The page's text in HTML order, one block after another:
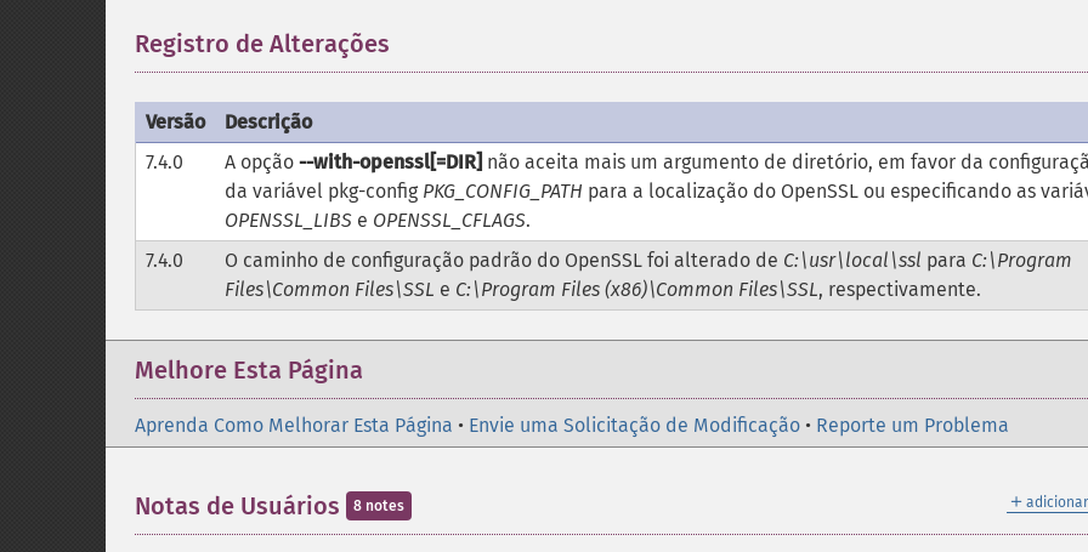
Registro de Alterações
Versão
Descrição
7.4.0
A opção --with-openssl[=DIR] não aceita mais um argumento de diretório, em favor da
da variável pkg-config PKG_CONFIG_PATH para a localização do OpenSSL ou especificando as
OPENSSL_LIBS e OPENSSL_CFLAGS.
7.4.0
O caminho de configuração padrão do OpenSSL foi alterado de C:\usr\local\ssl para C:\Program
Files\Common Files\SSL e C:\Program Files (x86)\Common Files\SSL, respectivamente.
Melhore Esta Página
Aprenda Como Melhorar Esta Página • Envie uma Solicitação de Modificação • Reporte um Problema
＋
Notas de Usuários 8 notes